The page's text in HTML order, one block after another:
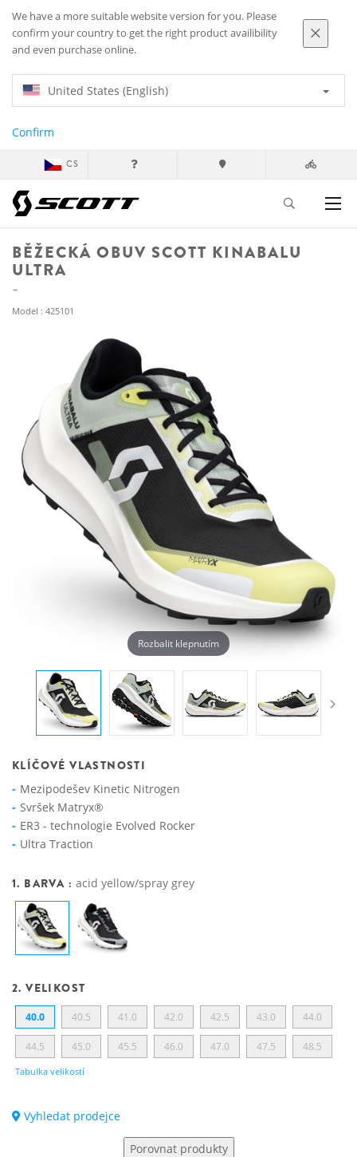
We have a more suitable website version for you. Please
confirm your country to get the right product availibility
and even purchase online.
United States (English)
Confirm
CS
BĚŽECKÁ OBUV SCOTT KINABALU
ULTRA
Model : 425101
Rozbalit klepnutím
KLÍČOVÉ VLASTNOSTI
Mezipodešev Kinetic Nitrogen
Svršek Matryx®
ER3 - technologie Evolved Rocker
Ultra Traction
1. BARVA :acid yellow/spray grey
2. VELIKOST
40.0 40.5 41.0 42.0 42.5 43.0 44.0
44.5 45.0 45.5 46.0 47.0 47.5 48.5
Tabulka velikostí
Vyhledat prodejce
Porovnat produkty